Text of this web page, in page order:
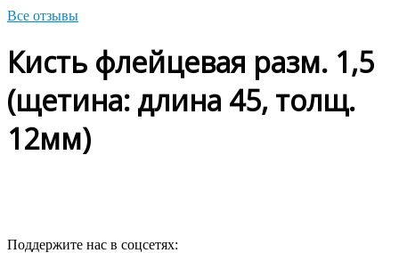
Все отзывы
Кисть флейцевая разм. 1,5
(щетина: длина 45, толщ.
12мм)
Поддержите нас в соцсетях: